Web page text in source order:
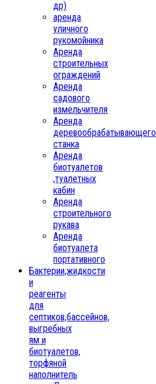
др)
аренда
уличного
рукомойника
Аренда
строительных
ограждений
Аренда
садового
измельчителя
Аренда
деревообрабатывающего
станка
Аренда
биотуалетов
,туалетных
кабин
Аренда
строительного
рукава
Аренда
биотуалета
портативного
Бактерии,жидкости
и
реагенты
для
септиков,бассейнов,
выгребных
ям и
биотуалетов,
торфяной
наполнитель